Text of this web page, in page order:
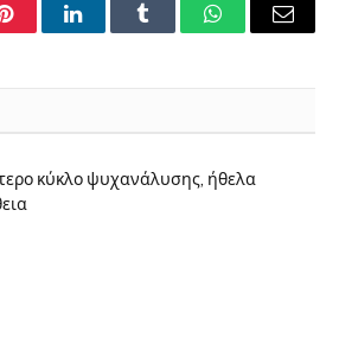
PinterestLinkedInTumblr WhatsAppEmail